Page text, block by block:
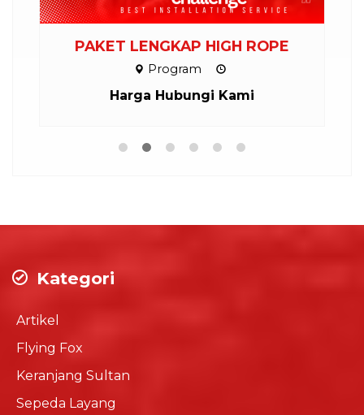
PAKET LENGKAP HIGH ROPE
Program
Harga Hubungi Kami
Kategori
Artikel
Flying Fox
Keranjang Sultan
Sepeda Layang